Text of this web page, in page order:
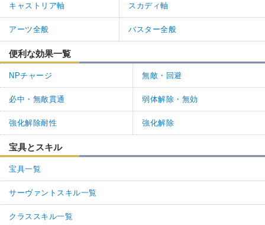
キャストリア軸 スカディ軸
アーツ全般 バスター全般
便利な効果一覧
NPチャージ 無敵・回避
必中・無敵貫通 弱体解除・無効
強化解除耐性 強化解除
宝具とスキル
宝具一覧
サーヴァントスキル一覧
クラススキル一覧